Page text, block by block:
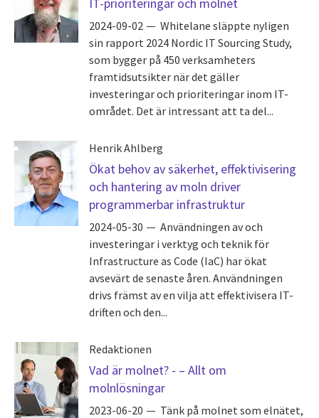
2024-09-02
Whitelane släppte nyligen
sin rapport 2024 Nordic IT Sourcing Study,
som bygger på 450 verksamheters
framtidsutsikter när det gäller
investeringar och prioriteringar inom IT-
området. Det är intressant att ta del...
Henrik Ahlberg
Ökat behov av säkerhet, effektivisering
och hantering av moln driver
programmerbar infrastruktur
2024-05-30
Användningen av och
investeringar i verktyg och teknik för
Infrastructure as Code (IaC) har ökat
avsevärt de senaste åren. Användningen
drivs främst av en vilja att effektivisera IT-
driften och den...
Redaktionen
Vad är molnet? - – Allt om
molnlösningar
2023-06-20
Tänk på molnet som elnätet,